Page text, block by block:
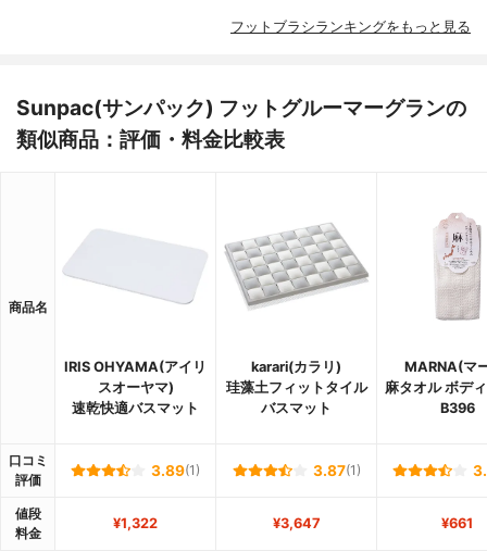
フットブラシランキングをもっと見る
Sunpac(サンパック) フットグルーマーグランの
類似商品：評価・料金比較表
商品名
IRIS OHYAMA(アイリ
スオーヤマ)
速乾快適バスマット
karari(カラリ)
珪藻土フィットタイル
バスマット
MARNA(マ
麻タオル ボデ
B396
口コミ
評価
3.89(1) 3.87(1)
値段
料金
¥1,322 ¥3,647 ¥661